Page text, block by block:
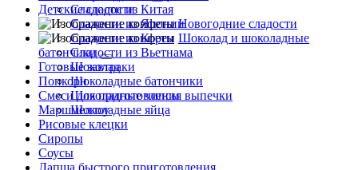
Сладости из Китая
Сладости из Японии
Сладости из Кореи
Сладости из Вьетнама
Детские сладости
Новогодние сладости
Шоколад и шоколадные
батончики
Шоколад
Шоколадные батончики
Шоколадные чипсы
Шоколадные яйца
Готовые завтраки
Попкорн
Смеси для приготовления выпечки
Маршмеллоу
Рисовые клецки
Сиропы
Соусы
Лапша быстрого приготовления